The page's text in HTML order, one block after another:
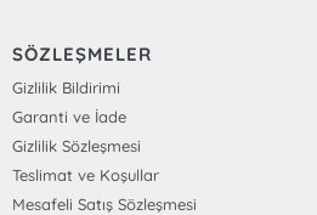
SÖZLEŞMELER
Gizlilik Bildirimi
Garanti ve İade
Gizlilik Sözleşmesi
Teslimat ve Koşullar
Mesafeli Satış Sözleşmesi